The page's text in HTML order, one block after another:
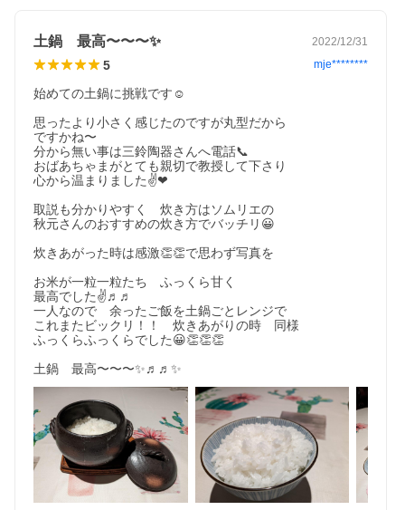
土鍋 最高〜〜〜✨ 2022/12/31
5 mje********
始めての土鍋に挑戦です☺
思ったより小さく感じたのですが丸型だから
ですかね〜
分から無い事は三鈴陶器さんへ電話📞
おばあちゃまがとても親切で教授して下さり
心から温まりました✌❤
取説も分かりやすく　炊き方はソムリエの
秋元さんのおすすめの炊き方でバッチリ😀
炊きあがった時は感激👏👏で思わず写真を
お米が一粒一粒たち　ふっくら甘く
最高でした✌♬♬
一人なので　余ったご飯を土鍋ごとレンジで
これまたビックリ！！　炊きあがりの時　同様
ふっくらふっくらでした😀👏👏👏
土鍋　最高〜〜〜✨♬♬✨